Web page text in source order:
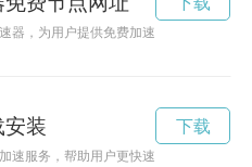
器，为用户提供免费加速服务，让你的网
安装
速服务，帮助用户更快速地访问NPV官
下载